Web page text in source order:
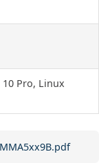
10 Pro, Linux